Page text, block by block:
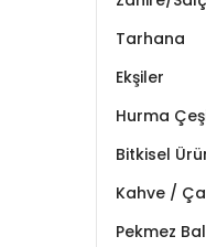
Tarhana
Ekşiler
Hurma
Bitkisel
Kahve /
Pekmez